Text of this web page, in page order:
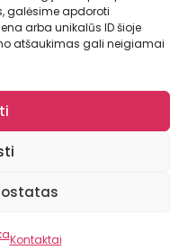
galėsime apdoroti
arba unikalūs ID šioje
atšaukimas gali neigiamai
Kontaktai
2025